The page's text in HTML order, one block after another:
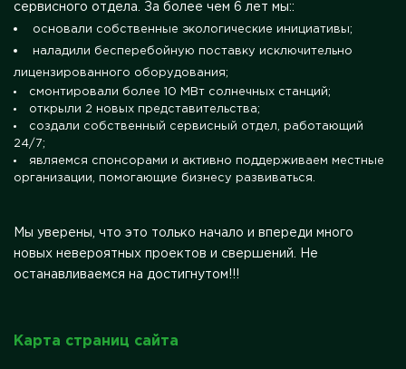
Карта страниц сайта
сервисного отдела. За более чем 6 лет мы::
основали собственные экологические инициативы;
наладили бесперебойную поставку исключительно
лицензированного оборудования;
смонтировали более 10 МВт солнечных станций;
открыли 2 новых представительства;
создали собственный сервисный отдел, работающий
24/7;
являемся спонсорами и активно поддерживаем местные
организации, помогающие бизнесу развиваться.
Мы уверены, что это только начало и впереди много
новых невероятных проектов и свершений. Не
останавливаемся на достигнутом!!!